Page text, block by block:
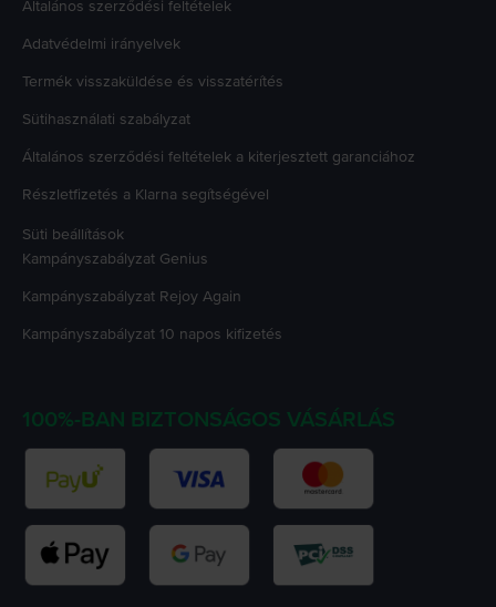
Általános szerződési feltételek
Adatvédelmi irányelvek
Termék visszaküldése és visszatérítés
Sütihasználati szabályzat
Általános szerződési feltételek a kiterjesztett garanciához
Részletfizetés a Klarna segítségével
Süti beállítások
Kampányszabályzat Genius
Kampányszabályzat Rejoy Again
Kampányszabályzat 10 napos kifizetés
100%-BAN BIZTONSÁGOS VÁSÁRLÁS